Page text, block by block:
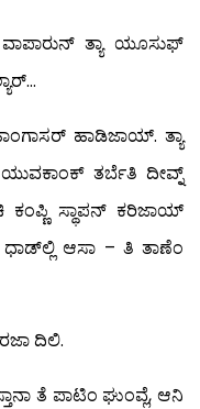
ತ್ಯಾ ಯೂಸುಫ್
ಹಾಡಿಜಾಯ್. ತ್ಯಾ
ತರ್ಬೆತಿ ದೀವ್ನ್
ಸ್ಥಾಪನ್ ಕರಿಜಾಯ್
ಆಸಾ – ತಿ ತಾಣೆಂ
ದಿಲಿ.
ತೆ ಪಾಟಿಂ ಘುಂವ್ಲೆ, ಆನಿ